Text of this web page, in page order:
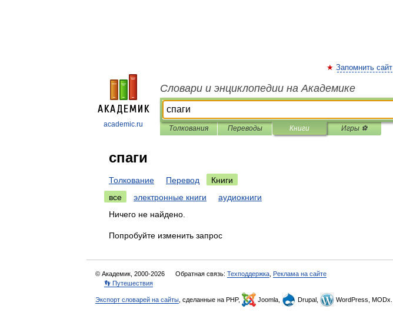
academic.ru
Запомнить сайт
Словари и энциклопедии на Академике
Толкования Переводы Книги Игры ⚽
спаги
Толкование Перевод
Книги
все
электронные книги
аудиокниги
Ничего не найдено.
Попробуйте изменить запрос
© Академик, 2000-2026 Обратная связь: Техподдержка Реклама на сайте
👣 Путешествия
Экспорт словарей на сайты , сделанные на PHP, Joomla, Drupal, WordPress, MODx.